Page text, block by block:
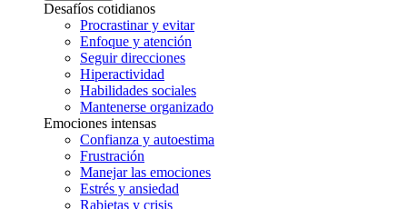
Desafíos cotidianos
Procrastinar y evitar
Enfoque y atención
Seguir direcciones
Hiperactividad
Habilidades sociales
Mantenerse organizado
Emociones intensas
Confianza y autoestima
Frustración
Manejar las emociones
Estrés y ansiedad
Rabietas y crisis